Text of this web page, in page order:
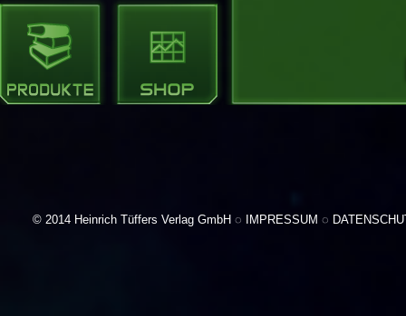
© 2014 Heinrich Tüffers Verlag GmbH ◌ IMPRESSUM ◌